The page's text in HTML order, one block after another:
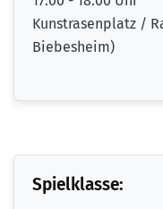
Kunstrasenplatz /
Biebesheim)
Spielklasse: